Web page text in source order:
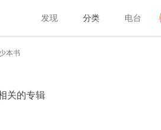
发现 分类 电台
本书
关的专辑